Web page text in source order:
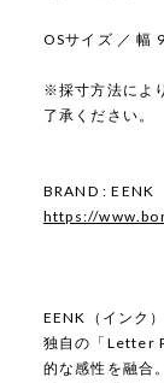
OSサイズ ／ 幅
※採寸方法によ
了承ください。
BRAND : EENK
https://
EENK（インク
独自の「Letter
的な感性を融合